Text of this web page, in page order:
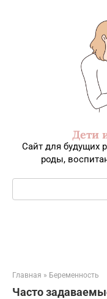
Дети
Сайт для будущих
роды,
Поиск:
Главная » Беременность
Часто